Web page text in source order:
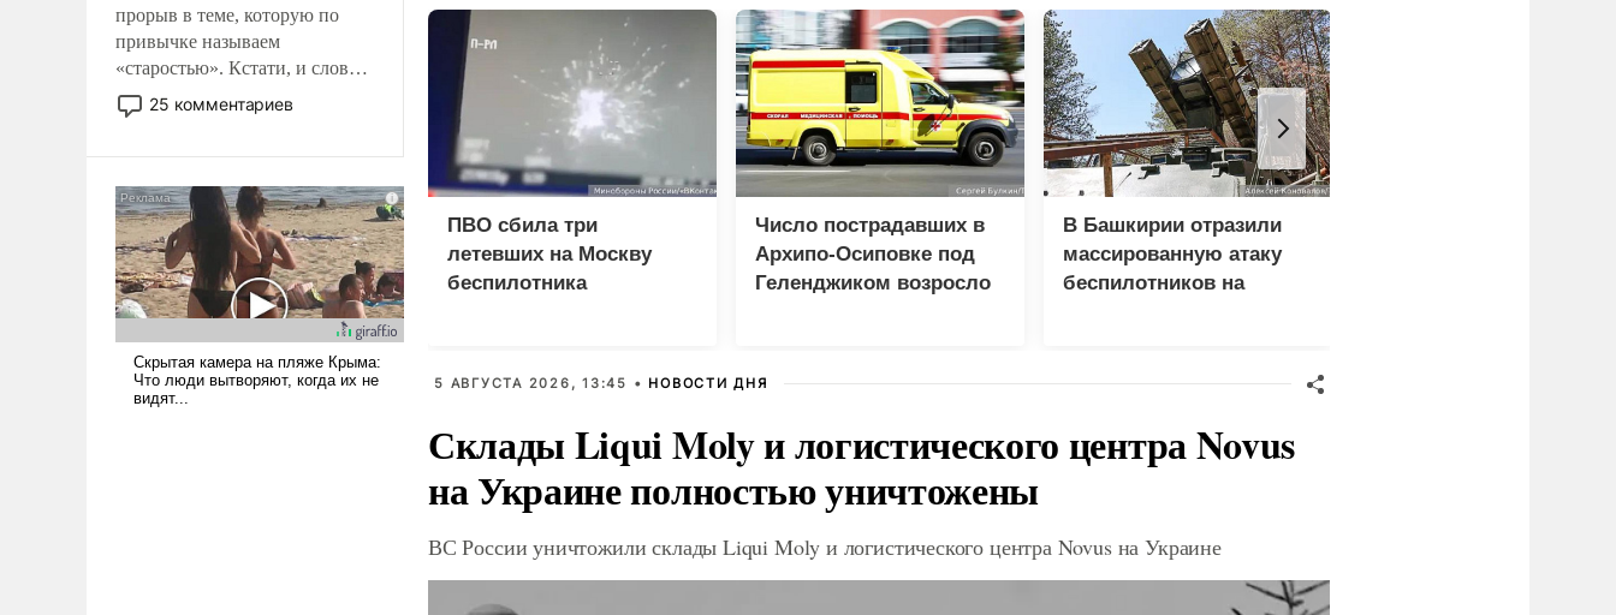
прорыв в теме, которую по
привычке называем
«старостью». Кстати, и слово-
то это уже стараются не
использовать – так же, как
что оно уже несет негативные
коннотации.
25 комментариев
ПВО сбила три
летевших на Москву
беспилотника
Число пострадавших в
Архипо-Осиповке под
Геленджиком возросло
В Башкирии отразили
массированную атаку
беспилотников на
5 АВГУСТА 2026, 13:45 • НОВОСТИ ДНЯ
Склады Liqui Moly и логистического центра Novus
на Украине полностью уничтожены
ВС России уничтожили склады Liqui Moly и логистического центра Novus на Украине